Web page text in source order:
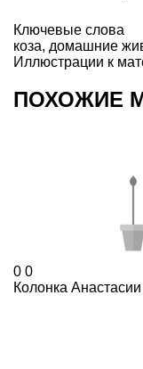
Ключевые слова
коза, домашние
Иллюстрации к
ПОХОЖИЕ
0 0
Колонка